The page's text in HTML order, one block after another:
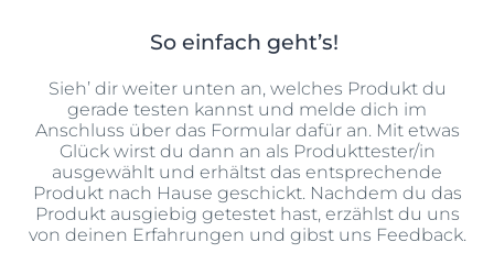
So einfach geht’s!
Sieh’ dir weiter unten an, welches Produkt du
gerade testen kannst und melde dich im
Anschluss über das Formular dafür an. Mit etwas
Glück wirst du dann an als Produkttester/in
ausgewählt und erhältst das entsprechende
Produkt nach Hause geschickt. Nachdem du das
Produkt ausgiebig getestet hast, erzählst du uns
von deinen Erfahrungen und gibst uns Feedback.